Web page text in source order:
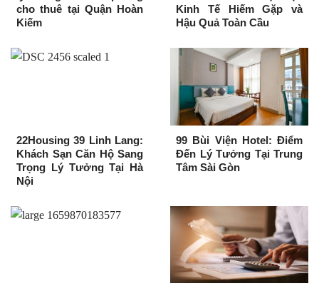
cho thuê tại Quận Hoàn
Kiếm
Kinh Tế Hiếm Gặp và
Hậu Quả Toàn Cầu
22Housing 39 Linh Lang:
Khách Sạn Căn Hộ Sang
Trọng Lý Tưởng Tại Hà
Nội
99 Bùi Viện Hotel: Điểm
Đến Lý Tưởng Tại Trung
Tâm Sài Gòn